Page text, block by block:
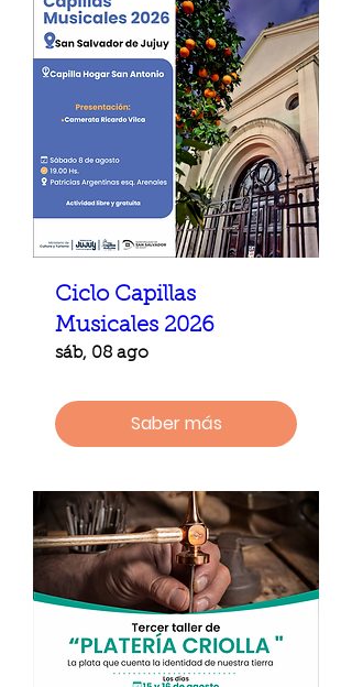
Ciclo Capillas
Musicales 2026
sáb, 08 ago
Saber más